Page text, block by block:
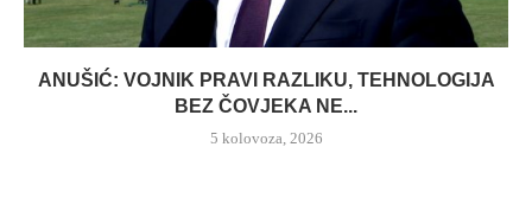
ANUŠIĆ: VOJNIK PRAVI RAZLIKU, TEHNOLOGIJA
BEZ ČOVJEKA NE...
5 kolovoza, 2026